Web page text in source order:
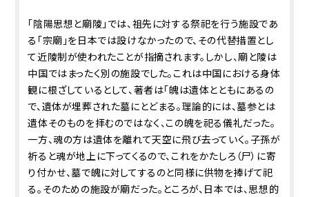
「陰陽思想と廟陵」では、祖先に対する祭祀を行う施設であ
る「宗廟」を日本では設けなかったので、その代替措置とし
て近陵制が使われたことが指摘されます。しかし、廟と陵は
中国ではまったく別の施設でした。これは中国における身体
観に根ざしているとして、著者は「魄は遺体とともにあるの
で、遺体が埋葬された墓にとどまる。理論的には、墓参とは
遺体そのものを拝むのではなく、この魄を祀る儀礼だった。
一方、魂の方は遺体を離れて天空に飛び去っていく。子孫が
祈ると魂が地上に下ってくるので、これをかたしろ（尸）に寄
り付かせ、墓で魄に対してするのと同様に供物を捧げて祀
る。そのための施設が廟だった。ところが、日本では、思想的